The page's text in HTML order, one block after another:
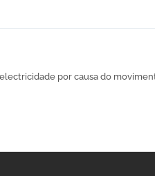
por causa do